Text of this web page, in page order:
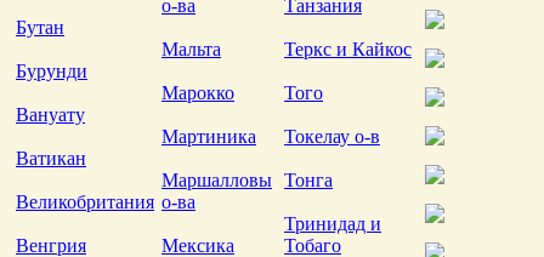
Бутан
Бурунди
Вануату
Ватикан
Великобритания
Венгрия
о-ва
Мальта
Марокко
Мартиника
Маршалловы
о-ва
Мексика
Танзания
Теркс и Кайкос
Того
Токелау о-в
Тонга
Тринидад и
Тобаго